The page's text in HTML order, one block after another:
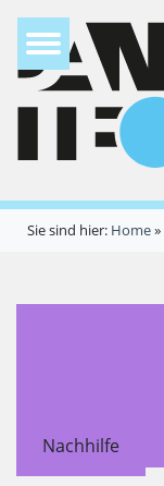
Sie sind hier: Home»
Nachhilfe